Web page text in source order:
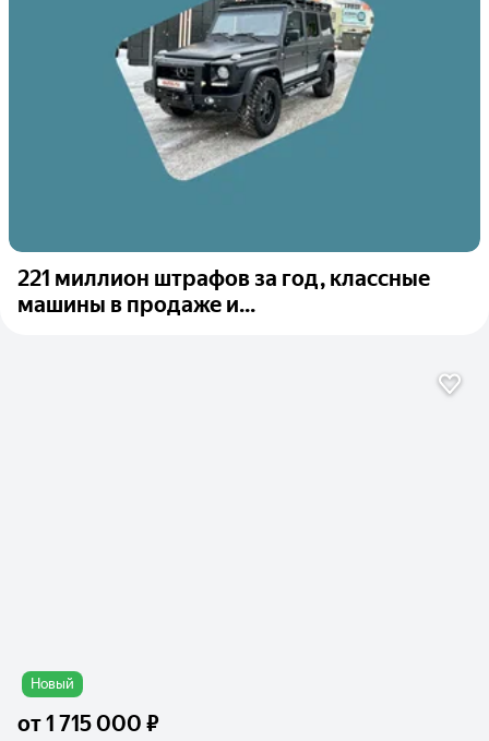
221 миллион штрафов за год, классные
машины в продаже и...
Новый
от1 715 000 ₽